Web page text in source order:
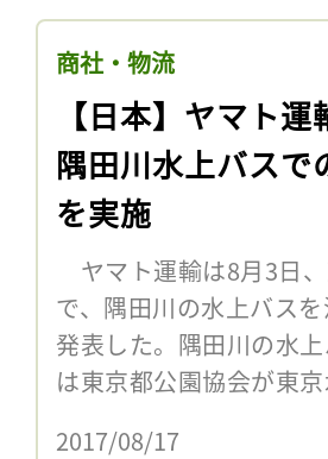
商社・物流
【日本】ヤマト
隅田川水上バスで
を実施
ヤマト運輸は8月3日
で、隅田川の水上バス
発表した。隅田川の水
は東京都公園協会が東
2017/08/17